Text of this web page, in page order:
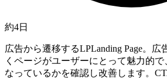
約4日
広告から遷移するLPLanding Page。
くページがユーザーにとって魅力的
なっているかを確認し改善します。